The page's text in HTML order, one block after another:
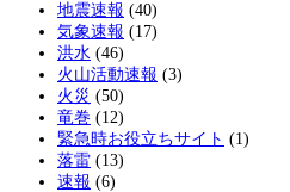
地震速報 (40)
気象速報 (17)
洪水 (46)
火山活動速報 (3)
火災 (50)
竜巻 (12)
緊急時お役立ちサイト (1)
落雷 (13)
速報 (6)